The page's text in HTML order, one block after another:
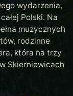
wydarzenia,
Polski. Na
muzycznych
rodzinne
która na trzy
Skierniewicach